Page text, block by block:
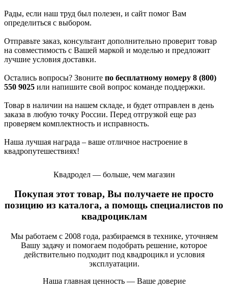
Рады, если наш труд был полезен, и сайт помог Вам
определиться с выбором.
Отправьте заказ, консультант дополнительно проверит товар
на совместимость с Вашей маркой и моделью и предложит
лучшие условия доставки.
Остались вопросы? Звоните по бесплатному номеру 8 (800)
550 9025 или напишите свой вопрос команде поддержки.
Товар в наличии на нашем складе, и будет отправлен в день
заказа в любую точку России. Перед отгрузкой еще раз
проверяем комплектность и исправность.
Наша лучшая награда – ваше отличное настроение в
квадропутешествиях!
Квадродел — больше, чем магазин
Покупая этот товар, Вы получаете не просто
позицию из каталога, а помощь специалистов по
квадроциклам
Мы работаем с 2008 года, разбираемся в технике, уточняем
Вашу задачу и помогаем подобрать решение, которое
действительно подходит под квадроцикл и условия
эксплуатации.
Наша главная ценность — Ваше доверие